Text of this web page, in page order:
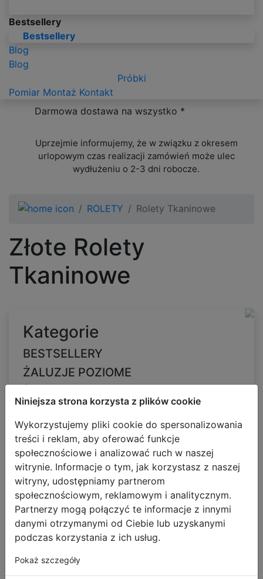
Niniejsza strona korzysta z plików cookie
Wykorzystujemy pliki cookie do spersonalizowania
treści i reklam, aby oferować funkcje
społecznościowe i analizować ruch w naszej
witrynie. Informacje o tym, jak korzystasz z naszej
witryny, udostępniamy partnerom
społecznościowym, reklamowym i analitycznym.
Partnerzy mogą połączyć te informacje z innymi
danymi otrzymanymi od Ciebie lub uzyskanymi
podczas korzystania z ich usług.
Pokaż szczegóły
Bestsellery
Bestsellery
Blog
Blog
Próbki
Pomiar Montaż Kontakt
Darmowa dostawa na wszystko *
Uprzejmie informujemy, że w związku z okresem
urlopowym czas realizacji zamówień może ulec
wydłużeniu o 2-3 dni robocze.
ROLETY Rolety Tkaninowe
Złote Rolety
Tkaninowe
Kategorie
BESTSELLERY
ŻALUZJE POZIOME
OSŁONY ZACIEMNIAJĄCE
ROLETY
Rolety Tkaninowe
Rolety Zaciemniające
Duo Rolety
Rolety na wymiar
Tanie rolety
ŻALUZJE PIONOWE
ŻALUZJE PLISOWANE